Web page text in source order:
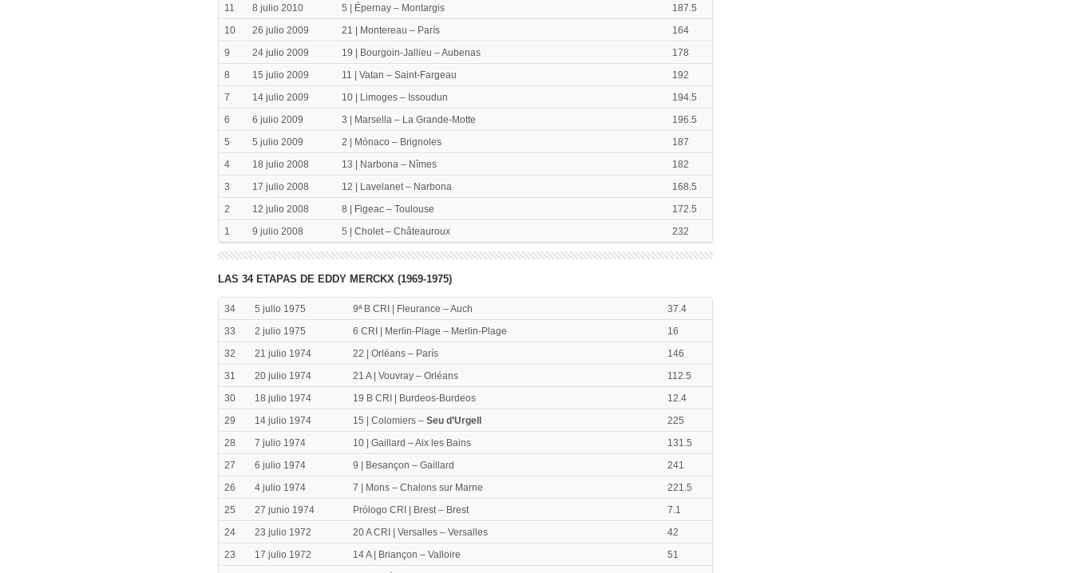
11
8 julio 2010 5 | Épernay – Montargis
187.5
10
26 julio 2009 21 | Montereau – París
164
9
24 julio 2009 19 | Bourgoin-Jallieu – Aubenas
178
8
15 julio 2009 11 | Vatan – Saint-Fargeau
192
7
14 julio 2009 10 | Limoges – Issoudun
194.5
6
6 julio 2009 3 | Marsella – La Grande-Motte
196.5
5
5 julio 2009 2 | Mónaco – Brignoles
187
4
18 julio 2008 13 | Narbona – Nîmes
182
3
17 julio 2008 12 | Lavelanet – Narbona
168.5
2
12 julio 2008 8 | Figeac – Toulouse
172.5
1
9 julio 2008 5 | Cholet – Châteauroux 232
LAS 34 ETAPAS DE EDDY MERCKX (1969-1975)
34 5 julio 1975 9ª B CRI | Fleurance – Auch
37.4
33
2 julio 1975 6 CRI | Merlin-Plage – Merlin-Plage
16
32
21 julio 1974 22 | Orléans – París
146
31
20 julio 1974 21 A | Vouvray – Orléans
112.5
30
18 julio 1974 19 B CRI | Burdeos-Burdeos
12.4
29
14 julio 1974 15 | Colomiers – Seu d’Urgell
225
28
7 julio 1974 10 | Gaillard – Aix les Bains
131.5
27
6 julio 1974 9 | Besançon – Gaillard
241
26
4 julio 1974 7 | Mons – Chalons sur Marne
221.5
25
27 junio 1974 Prólogo CRI | Brest – Brest
7.1
24
23 julio 1972 20 A CRI | Versalles – Versalles
42
23
17 julio 1972 14 A | Briançon – Valloire
51